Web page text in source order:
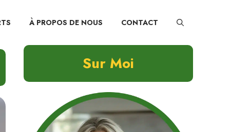
À PROPOS DE NOUS CONTACT
Sur Moi